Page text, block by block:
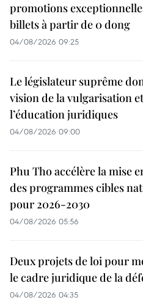
promotions
billets à partir de 0 dong
04/08/2026 09:25
Le législateur suprême
vision de la vulgarisation
l’éducation juridiques
04/08/2026 09:00
Phu Tho accélère la mise
des programmes cibles
pour 2026-2030
04/08/2026 05:56
Deux projets de loi pour
le cadre juridique de la
04/08/2026 04:35